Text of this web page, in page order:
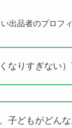
出品者のプロフ
なりすぎない
子どもがどん